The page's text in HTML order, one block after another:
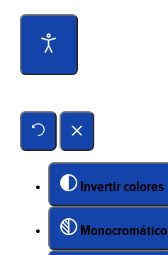
Invertir colores
Monocromático